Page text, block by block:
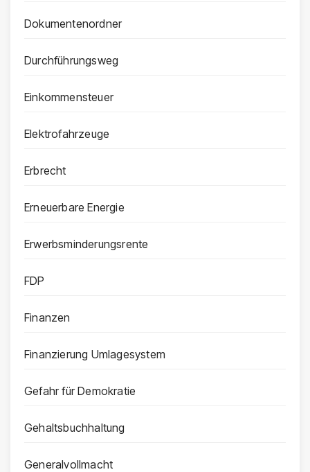
Dokumentenordner
Durchführungsweg
Einkommensteuer
Elektrofahrzeuge
Erbrecht
Erneuerbare Energie
Erwerbsminderungsrente
FDP
Finanzen
Finanzierung Umlagesystem
Gefahr für Demokratie
Gehaltsbuchhaltung
Generalvollmacht